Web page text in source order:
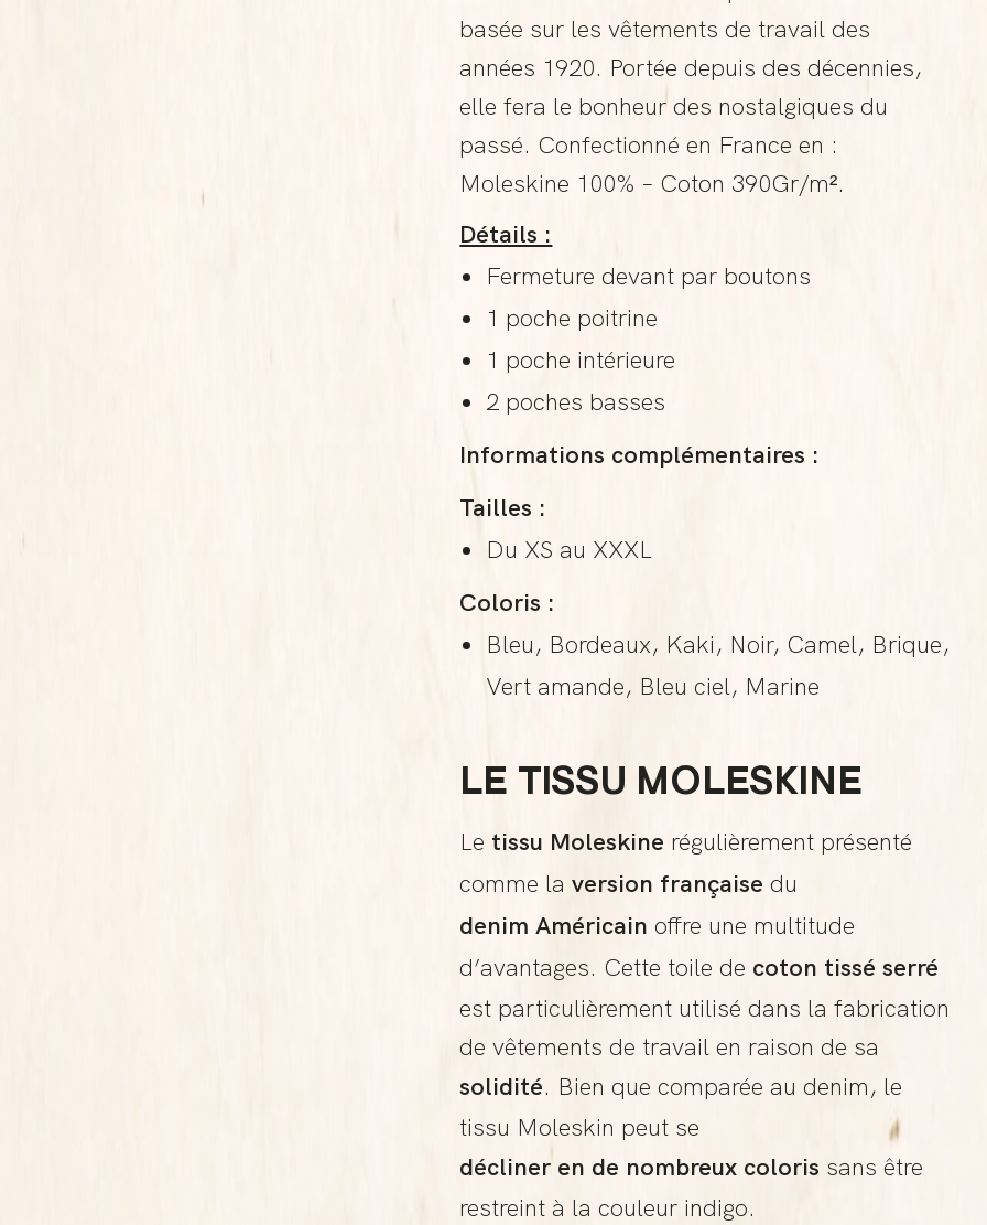
basée sur les vêtements de travail des
années 1920. Portée depuis des décennies,
elle fera le bonheur des nostalgiques du
passé. Confectionné en France en :
Moleskine 100% – Coton 390Gr/m².
Détails :
Fermeture devant par boutons
1 poche poitrine
1 poche intérieure
2 poches basses
Informations complémentaires :
Tailles :
Du XS au XXXL
Coloris :
Bleu, Bordeaux, Kaki, Noir, Camel, Brique,
Vert amande, Bleu ciel, Marine
LE TISSU MOLESKINE
Le tissu Moleskine régulièrement présenté
comme laversion française du
denim Américain offre une multitude
d’avantages. Cette toile de coton tissé serré
est particulièrement utilisé dans la fabrication
de vêtements de travail en raison de sa
solidité. Bien que comparée au denim, le
tissu Moleskin peut se
décliner en de nombreux coloris sans être
restreint à la couleur indigo.